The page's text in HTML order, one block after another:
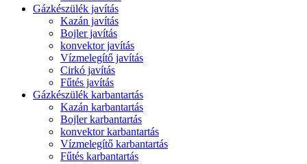
Gázkészülék javítás
Kazán javítás
Bojler javítás
konvektor javítás
Vízmelegítő javítás
Cirkó javítás
Fűtés javítás
Gázkészülék karbantartás
Kazán karbantartás
Bojler karbantartás
konvektor karbantartás
Vízmelegítő karbantartás
Fűtés karbantartás